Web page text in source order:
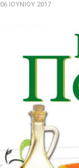
06 ΙΟΥΝΊΟΥ 2017